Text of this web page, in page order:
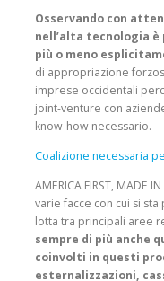
Osservando con
nell’alta tecnologia è
più o meno
di appropriazione
imprese occidentali
joint-venture con
know-how necessario.
Coalizione necessaria
AMERICA FIRST, MADE
varie facce con cui si
lotta tra principali aree
sempre di più anche
coinvolti in questi
esternalizzazioni,